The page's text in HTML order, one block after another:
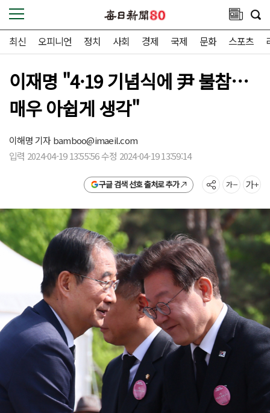
최신 오피니언 정치 사회 경제 국제 문화 스포츠
이재명 "4·19 기념식에 尹 불참…
매우 아쉽게 생각"
이해명 기자bamboo@imaeil.com
입력 2024-04-19 13:55:56 수정 2024-04-19 13:59:14
구글 검색 선호 출처로 추가